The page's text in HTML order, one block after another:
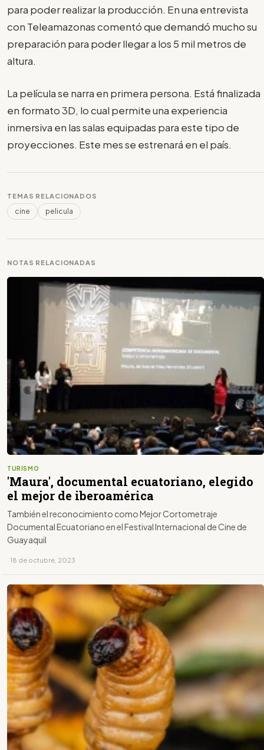
para poder realizar la producción. En una entrevista
con Teleamazonas comentó que demandó mucho su
preparación para poder llegar a los 5 mil metros de
altura.
La película se narra en primera persona. Está finalizada
en formato 3D, lo cual permite una experiencia
inmersiva en las salas equipadas para este tipo de
proyecciones. Este mes se estrenará en el país.
TEMAS RELACIONADOS
cine pelicula
NOTAS RELACIONADAS
TURISMO
'Maura', documental ecuatoriano, elegido
el mejor de iberoamérica
También el reconocimiento como Mejor Cortometraje
Documental Ecuatoriano en el Festival Internacional de Cine de
Guayaquil
· 18 de octubre, 2023